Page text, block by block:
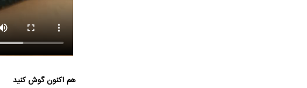
هم اکنون گوش کنید